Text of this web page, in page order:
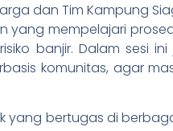
dan Tim Kampung
yang mempelajari
banjir. Dalam sesi
komunitas, agar
bertugas di